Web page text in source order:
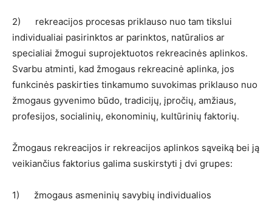
2) rekreacijos procesas priklauso nuo tam tikslui
individualiai pasirinktos ar parinktos, natūralios ar
specialiai žmogui suprojektuotos rekreacinės aplinkos.
Svarbu atminti, kad žmogaus rekreacinė aplinka, jos
funkcinės paskirties tinkamumo suvokimas priklauso nuo
žmogaus gyvenimo būdo, tradicijų, įpročių, amžiaus,
profesijos, socialinių, ekonominių, kultūrinių faktorių.
Žmogaus rekreacijos ir rekreacijos aplinkos sąveiką bei ją
veikiančius faktorius galima suskirstyti į dvi grupes:
1) žmogaus asmeninių savybių individualios